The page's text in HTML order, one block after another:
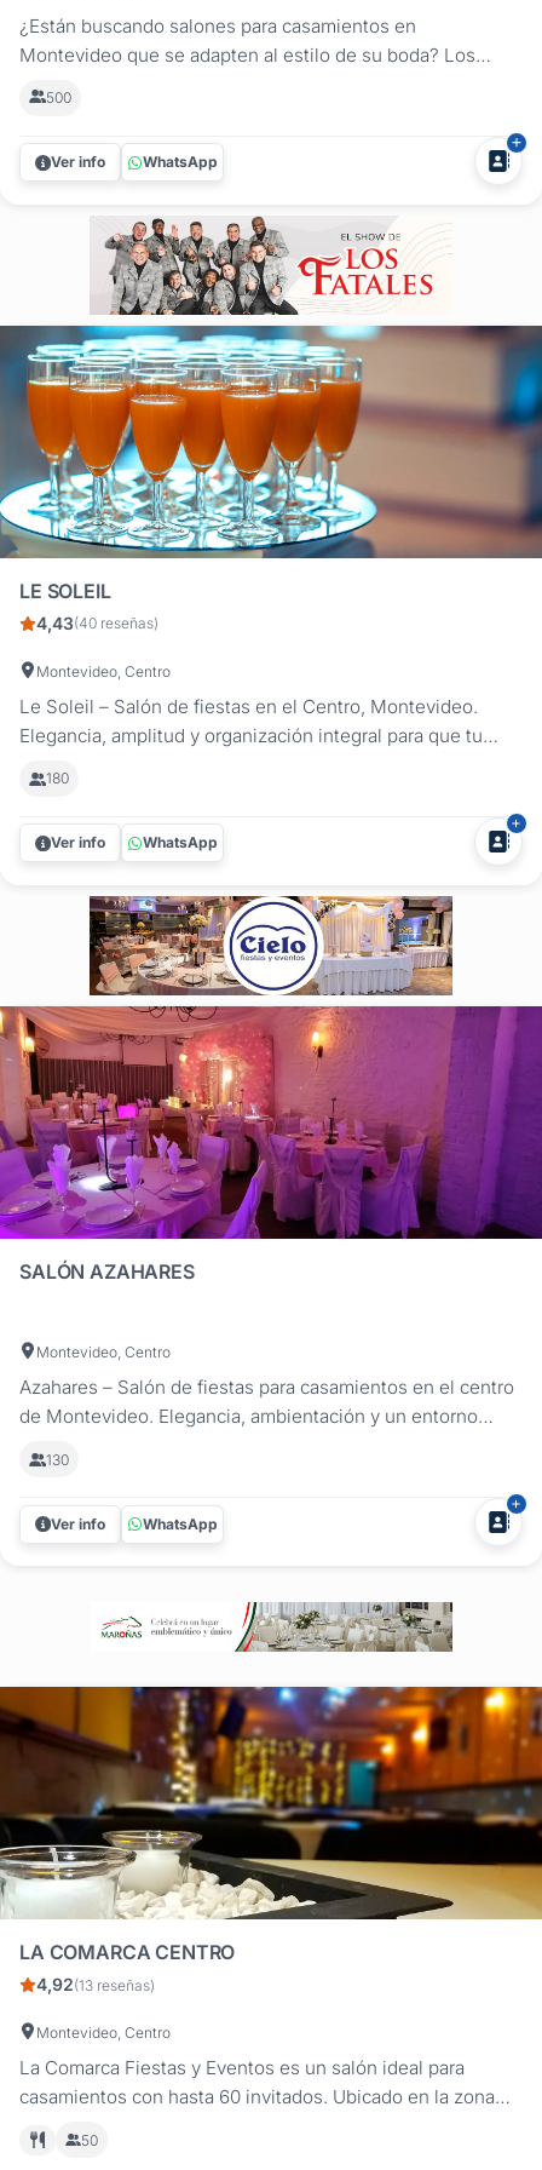
¿Están buscando salones para casamientos en
Montevideo que se adapten al estilo de su boda? Los
un entorno cuidado, bien ubicado y con servicios
integrados. Estos lugares permiten...
500
Ver info WhatsApp
LE SOLEIL
4,43(40 reseñas)
Montevideo, Centro
Le Soleil – Salón de fiestas en el Centro, Montevideo.
Elegancia, amplitud y organización integral para que tu
está pensado para lograr fiestas perfectamente
coordinadas y sin imprevistos. Contamos con un salón
amplio y sin desniveles,...
180
Ver info WhatsApp
SALÓN AZAHARES
Montevideo, Centro
Azahares – Salón de fiestas para casamientos en el centro
de Montevideo. Elegancia, ambientación y un entorno
Civil, Azahares es el lugar perfecto para realizar tu boda
civil o celebrar una recepción íntima con familia y amigos.
Su...
130
Ver info WhatsApp
LA COMARCA CENTRO
4,92(13 reseñas)
Montevideo, Centro
La Comarca Fiestas y Eventos es un salón ideal para
casamientos con hasta 60 invitados. Ubicado en la zona
del Centro próximo al Registro Civil, hace que nuestro
salón sea la opción ideal para ese Brindis o Fiesta que
50